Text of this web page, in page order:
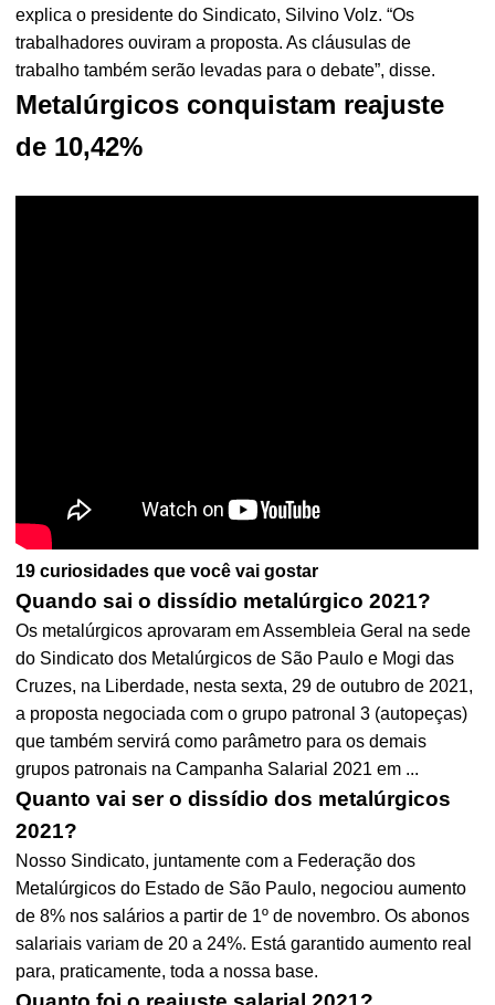
explica o presidente do Sindicato, Silvino Volz. “Os
trabalhadores ouviram a proposta. As cláusulas de
trabalho também serão levadas para o debate”, disse.
Metalúrgicos conquistam reajuste
de 10,42%
19 curiosidades que você vai gostar
Quando sai o dissídio metalúrgico 2021?
Os metalúrgicos aprovaram em Assembleia Geral na sede
do Sindicato dos Metalúrgicos de São Paulo e Mogi das
Cruzes, na Liberdade, nesta sexta, 29 de outubro de 2021,
a proposta negociada com o grupo patronal 3 (autopeças)
que também servirá como parâmetro para os demais
grupos patronais na Campanha Salarial 2021 em ...
Quanto vai ser o dissídio dos metalúrgicos
2021?
Nosso Sindicato, juntamente com a Federação dos
Metalúrgicos do Estado de São Paulo, negociou aumento
de 8% nos salários a partir de 1º de novembro. Os abonos
salariais variam de 20 a 24%. Está garantido aumento real
para, praticamente, toda a nossa base.